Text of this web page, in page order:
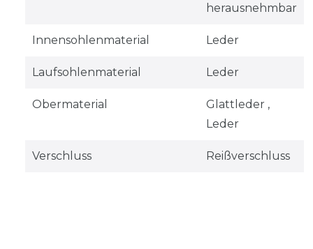
herausnehmbar
Innensohlenmaterial Leder
Laufsohlenmaterial Leder
Obermaterial
Glattleder ,
Leder
Verschluss Reißverschluss